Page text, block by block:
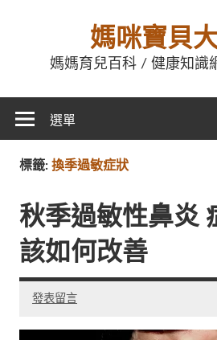
媽咪寶貝
媽媽育兒百科 / 健康知識
選單
標籤: 換季過敏症狀
秋季過敏性鼻炎
該如何改善
發表留言